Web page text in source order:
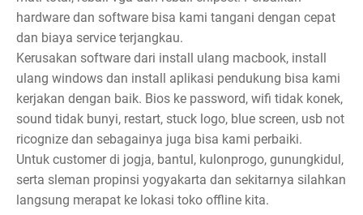
hardware dan software bisa kami tangani dengan cepat
dan biaya service terjangkau.
Kerusakan software dari install ulang macbook, install
ulang windows dan install aplikasi pendukung bisa kami
kerjakan dengan baik. Bios ke password, wifi tidak konek,
sound tidak bunyi, restart, stuck logo, blue screen, usb not
ricognize dan sebagainya juga bisa kami perbaiki.
Untuk customer di jogja, bantul, kulonprogo, gunungkidul,
serta sleman propinsi yogyakarta dan sekitarnya silahkan
langsung merapat ke lokasi toko offline kita.